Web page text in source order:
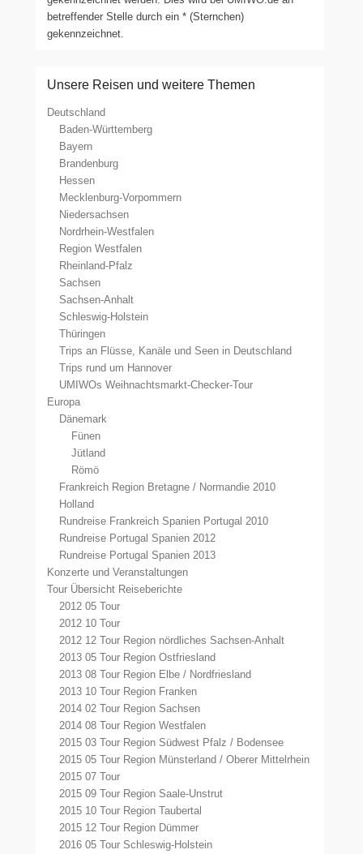
betreffender Stelle durch ein * (Sternchen)
gekennzeichnet.
Unsere Reisen und weitere Themen
Deutschland
Baden-Württemberg
Bayern
Brandenburg
Hessen
Mecklenburg-Vorpommern
Niedersachsen
Nordrhein-Westfalen
Region Westfalen
Rheinland-Pfalz
Sachsen
Sachsen-Anhalt
Schleswig-Holstein
Thüringen
Trips an Flüsse, Kanäle und Seen in Deutschland
Trips rund um Hannover
UMIWOs Weihnachtsmarkt-Checker-Tour
Europa
Dänemark
Fünen
Jütland
Römö
Frankreich Region Bretagne / Normandie 2010
Holland
Rundreise Frankreich Spanien Portugal 2010
Rundreise Portugal Spanien 2012
Rundreise Portugal Spanien 2013
Konzerte und Veranstaltungen
Tour Übersicht Reiseberichte
2012 05 Tour
2012 10 Tour
2012 12 Tour Region nördliches Sachsen-Anhalt
2013 05 Tour Region Ostfriesland
2013 08 Tour Region Elbe / Nordfriesland
2013 10 Tour Region Franken
2014 02 Tour Region Sachsen
2014 08 Tour Region Westfalen
2015 03 Tour Region Südwest Pfalz / Bodensee
2015 05 Tour Region Münsterland / Oberer Mittelrhein
2015 07 Tour
2015 09 Tour Region Saale-Unstrut
2015 10 Tour Region Taubertal
2015 12 Tour Region Dümmer
2016 05 Tour Schleswig-Holstein